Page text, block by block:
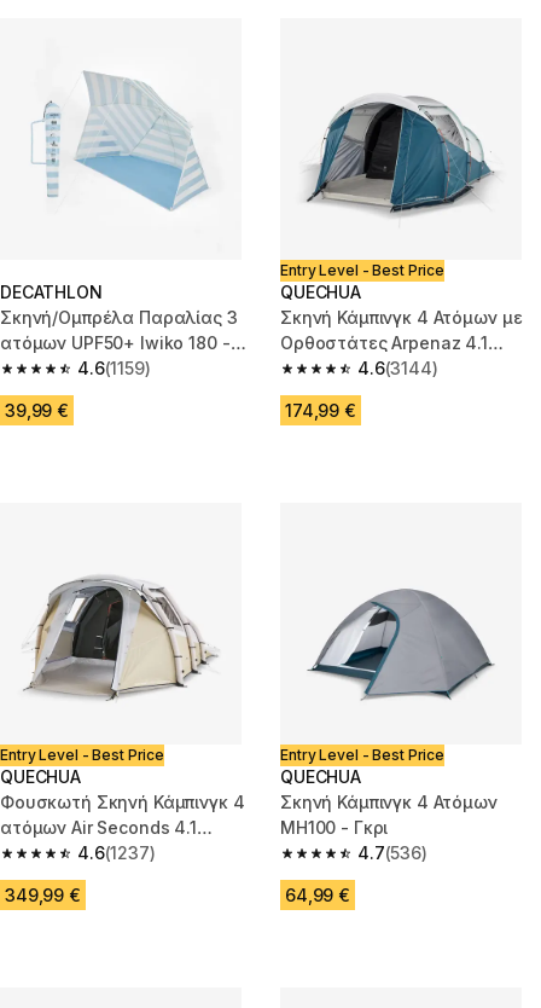
DECATHLON
Σκηνή/Ομπρέλα Παραλίας 3
ατόμων UPF50+ Iwiko 180 -
Μπλε
4.6
4.6 out of 5 stars from 1159 reviews
(1159)
39,99 €
Entry Level - Best Price
QUECHUA
Σκηνή Κάμπινγκ 4 Ατόμων με
Ορθοστάτες Arpenaz 4.1
Fresh&Black - Μπλε
4.6
4.6 out of 5 stars from 3144
(3144)
174,99 €
Entry Level - Best Price
QUECHUA
Φουσκωτή Σκηνή Κάμπινγκ 4
ατόμων Air Seconds 4.1
Fresh&Black - Μπεζ
4.6
4.6 out of 5 stars from 1237 reviews
(1237)
349,99 €
Entry Level - Best Price
QUECHUA
Σκηνή Κάμπινγκ 4 Ατόμων
MH100 - Γκρι
4.7
4.7 out of 5 stars from 536
(536)
64,99 €